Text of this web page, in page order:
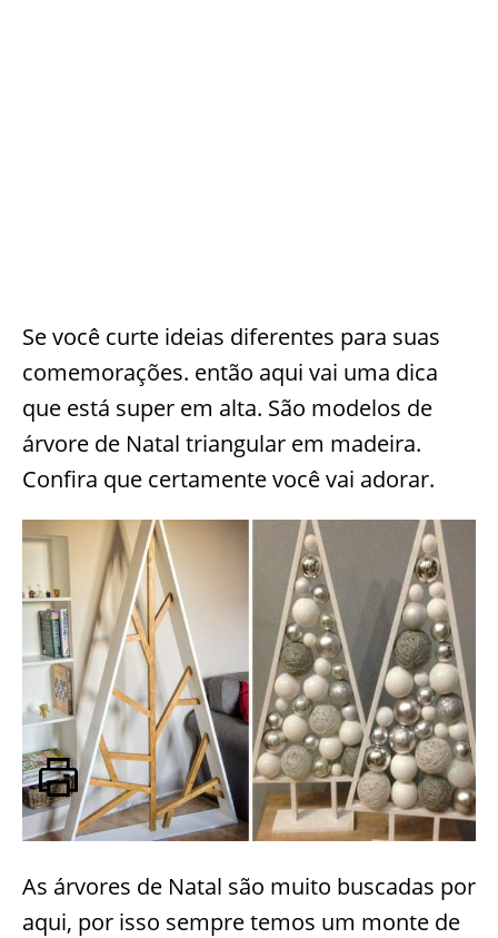
Se você curte ideias diferentes para suas
comemorações. então aqui vai uma dica
que está super em alta. São modelos de
árvore de Natal triangular em madeira.
Confira que certamente você vai adorar.
As árvores de Natal são muito buscadas por
aqui, por isso sempre temos um monte de